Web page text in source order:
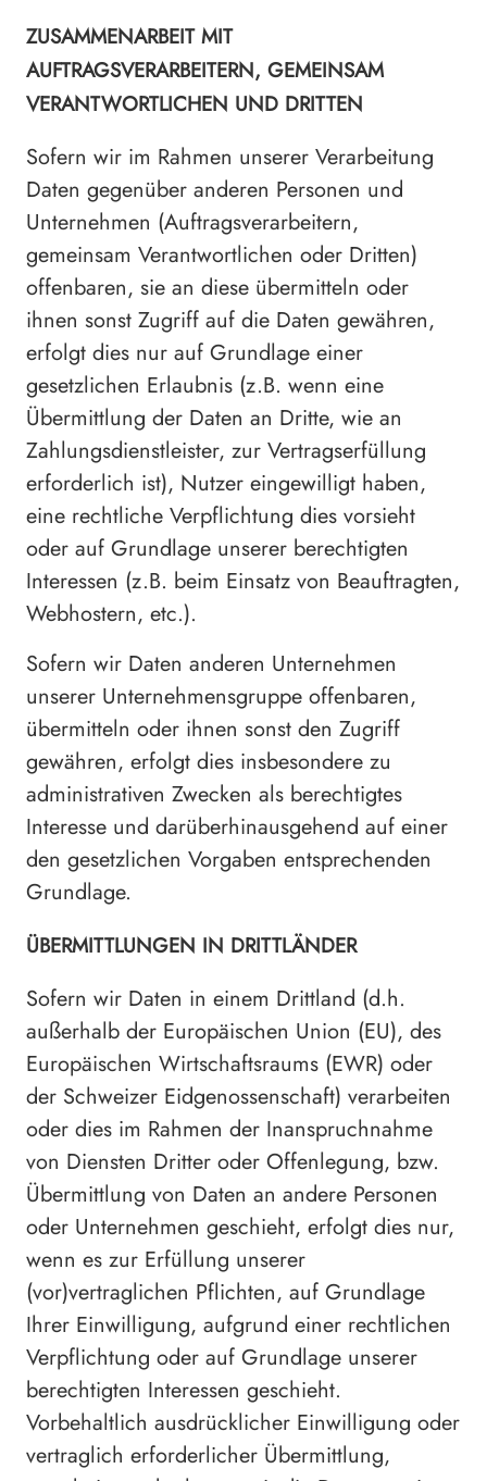
ZUSAMMENARBEIT MIT
AUFTRAGSVERARBEITERN, GEMEINSAM
VERANTWORTLICHEN UND DRITTEN
Sofern wir im Rahmen unserer Verarbeitung
Daten gegenüber anderen Personen und
Unternehmen (Auftragsverarbeitern,
gemeinsam Verantwortlichen oder Dritten)
offenbaren, sie an diese übermitteln oder
ihnen sonst Zugriff auf die Daten gewähren,
erfolgt dies nur auf Grundlage einer
gesetzlichen Erlaubnis (z.B. wenn eine
Übermittlung der Daten an Dritte, wie an
Zahlungsdienstleister, zur Vertragserfüllung
erforderlich ist), Nutzer eingewilligt haben,
eine rechtliche Verpflichtung dies vorsieht
oder auf Grundlage unserer berechtigten
Interessen (z.B. beim Einsatz von Beauftragten,
Webhostern, etc.).
Sofern wir Daten anderen Unternehmen
unserer Unternehmensgruppe offenbaren,
übermitteln oder ihnen sonst den Zugriff
gewähren, erfolgt dies insbesondere zu
administrativen Zwecken als berechtigtes
Interesse und darüberhinausgehend auf einer
den gesetzlichen Vorgaben entsprechenden
Grundlage.
ÜBERMITTLUNGEN IN DRITTLÄNDER
Sofern wir Daten in einem Drittland (d.h.
außerhalb der Europäischen Union (EU), des
Europäischen Wirtschaftsraums (EWR) oder
der Schweizer Eidgenossenschaft) verarbeiten
oder dies im Rahmen der Inanspruchnahme
von Diensten Dritter oder Offenlegung, bzw.
Übermittlung von Daten an andere Personen
oder Unternehmen geschieht, erfolgt dies nur,
wenn es zur Erfüllung unserer
(vor)vertraglichen Pflichten, auf Grundlage
Ihrer Einwilligung, aufgrund einer rechtlichen
Verpflichtung oder auf Grundlage unserer
berechtigten Interessen geschieht.
Vorbehaltlich ausdrücklicher Einwilligung oder
vertraglich erforderlicher Übermittlung,